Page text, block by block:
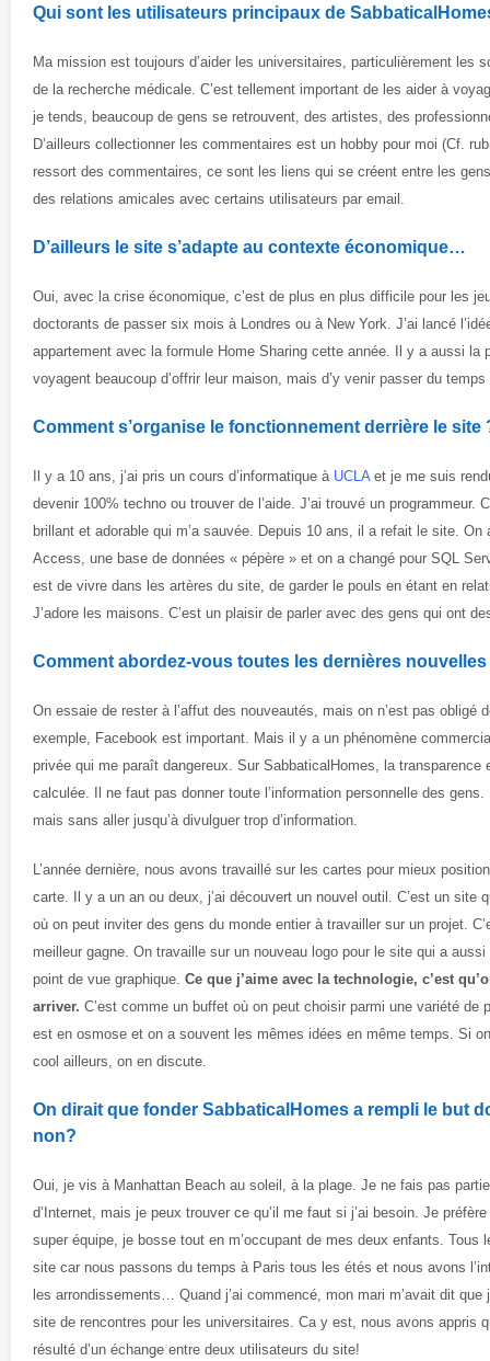
Qui sont les utilisateurs principaux de
Ma mission est toujours d’aider les universitaires, particulièrement les
de la recherche médicale. C’est tellement important de les aider à
je tends, beaucoup de gens se retrouvent, des artistes, des
D’ailleurs collectionner les commentaires est un hobby pour moi (Cf.
ressort des commentaires, ce sont les liens qui se créent entre les
des relations amicales avec certains utilisateurs par email.
D’ailleurs le site s’adapte au contexte économique…
Oui, avec la crise économique, c’est de plus en plus difficile pour les
doctorants de passer six mois à Londres ou à New York. J’ai lancé
appartement avec la formule Home Sharing cette année. Il y a aussi la
voyagent beaucoup d’offrir leur maison, mais d’y venir passer du
Comment s’organise le fonctionnement derrière le site
Il y a 10 ans, j’ai pris un cours d’informatique à UCLAet je me suis
devenir 100% techno ou trouver de l’aide. J’ai trouvé un programmeur.
brillant et adorable qui m’a sauvée. Depuis 10 ans, il a refait le site.
Access, une base de données « pépère » et on a changé pour SQL
est de vivre dans les artères du site, de garder le pouls en étant en
J’adore les maisons. C’est un plaisir de parler avec des gens qui ont
Comment abordez-vous toutes les dernières
On essaie de rester à l’affut des nouveautés, mais on n’est pas obligé
exemple, Facebook est important. Mais il y a un phénomène
privée qui me paraît dangereux. Sur SabbaticalHomes, la transparence
calculée. Il ne faut pas donner toute l’information personnelle des
mais sans aller jusqu’à divulguer trop d’information.
L’année dernière, nous avons travaillé sur les cartes pour mieux
carte. Il y a un an ou deux, j’ai découvert un nouvel outil. C’est un site
où on peut inviter des gens du monde entier à travailler sur un projet.
meilleur gagne. On travaille sur un nouveau logo pour le site qui a aussi
point de vue graphique. Ce que j’aime avec la technologie, c’est
arriver. C’est comme un buffet où on peut choisir parmi une variété de
est en osmose et on a souvent les mêmes idées en même temps. Si
cool ailleurs, on en discute.
On dirait que fonder SabbaticalHomes a rempli le but
non?
Oui, je vis à Manhattan Beach au soleil, à la plage. Je ne fais pas
d’Internet, mais je peux trouver ce qu’il me faut si j’ai besoin. Je
super équipe, je bosse tout en m’occupant de mes deux enfants. Tous
site car nous passons du temps à Paris tous les étés et nous avons
les arrondissements… Quand j’ai commencé, mon mari m’avait dit
site de rencontres pour les universitaires. Ca y est, nous avons appris
résulté d’un échange entre deux utilisateurs du site!